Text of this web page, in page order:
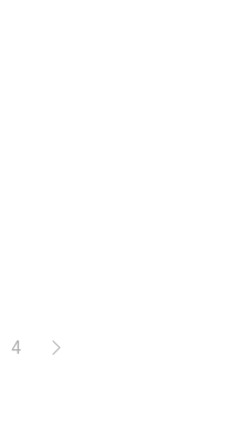
4